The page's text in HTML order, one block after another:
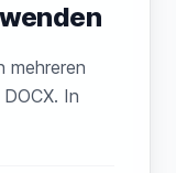
mehreren
In